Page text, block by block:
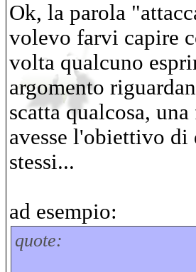
Ok, la parola
volevo farvi capire
volta qualcuno
argomento
scatta qualcosa,
avesse l'obiettivo
stessi...
ad esempio:
quote: